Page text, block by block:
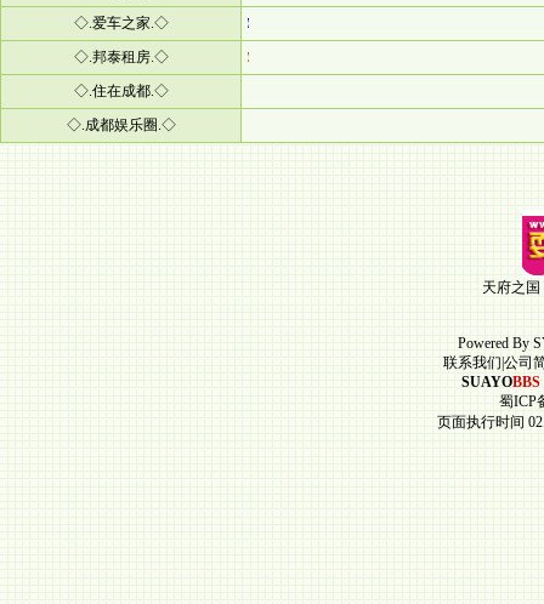
◇.爱车之家.◇
◇.邦泰租房.◇
◇.住在成都.◇
◇.成都娱乐圈.◇
天府之
Powered By
联系我们 公司
SUAYOBBS
蜀ICP
页面执行时间